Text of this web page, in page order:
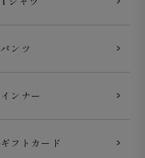
パンツ
インナー
ギフトカード